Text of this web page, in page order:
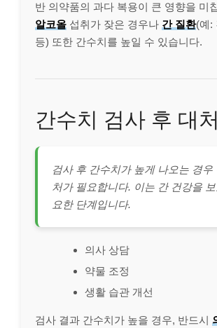
반 의약품의 과다 복용이 큰 영향을 미
알코올 섭취가 잦은 경우나 간 질환(예:
등) 또한 간수치를 높일 수 있습니다.
간수치 검사 후 대
검사 후 간수치가 높게 나오는 경우
처가 필요합니다. 이는 간 건강을
요한 단계입니다.
의사 상담
약물 조정
생활 습관 개선
검사 결과 간수치가 높을 경우, 반드시